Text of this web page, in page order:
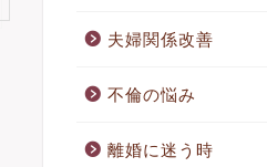
夫婦関係改善
不倫の悩み
離婚に迷う時